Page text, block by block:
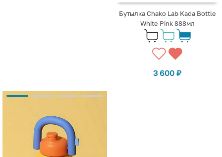
Бутылка Chako Lab Kada Bottle
White Pink 888мл
3 600 ₽